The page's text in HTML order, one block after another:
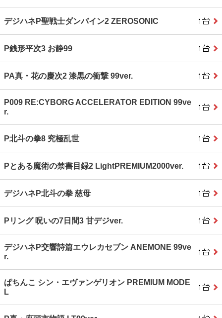
デジハネP聖戦士ダンバイン2 ZEROSONIC
P銭形平次3 お静99
PA真・花の慶次2 漆黒の衝撃 99ver.
P009 RE:CYBORG ACCELERATOR EDITION 99ve
r.
P北斗の拳8 究極乱世
Pとある魔術の禁書目録2 LightPREMIUM2000ver.
デジハネP北斗の拳 慈母
Pリング 呪いの7日間3 甘デジver.
デジハネP交響詩篇エウレカセブン ANEMONE 99ve
r.
ぱちんこ シン・エヴァンゲリオン PREMIUM MODE
L